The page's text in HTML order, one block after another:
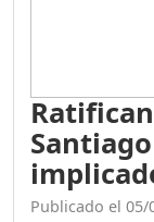
Publicado el 05/